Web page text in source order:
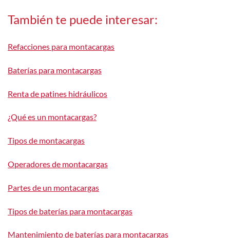
También te puede interesar:
Refacciones para montacargas
Baterías para montacargas
Renta de patines hidráulicos
¿Qué es un montacargas?
Tipos de montacargas
Operadores de montacargas
Partes de un montacargas
Tipos de baterías para montacargas
Mantenimiento de baterías para montacargas